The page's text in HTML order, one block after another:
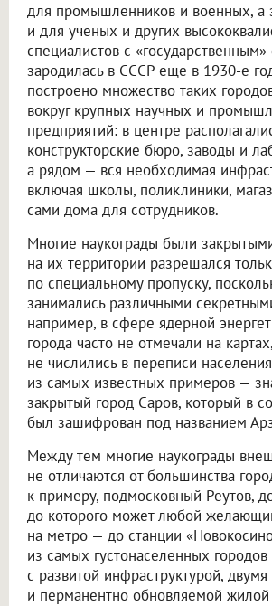
для промышленников и военных, а
и для ученых и других
специалистов с
зародилась в СССР еще в 1930-е
построено множество таких
вокруг крупных научных и
предприятий: в центре
конструкторские бюро, заводы и
а рядом — вся необходимая
включая школы, поликлиники,
сами дома для сотрудников.
Многие наукограды были
на их территории разрешался
по специальному пропуску,
занимались различными
например, в сфере ядерной
города часто не отмечали на
не числились в переписи
из самых известных примеров —
закрытый город Саров, который в
был зашифрован под названием
Между тем многие наукограды
не отличаются от большинства
к примеру, подмосковный Реутов,
до которого может любой
на метро — до станции
из самых густонаселенных городов
с развитой инфраструктурой,
и перманентно обновляемой жилой